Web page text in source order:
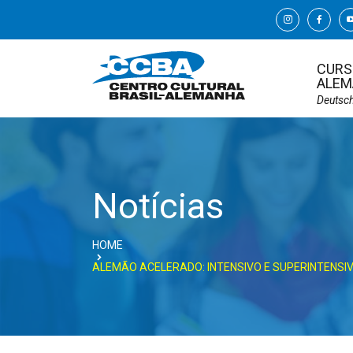
Notícias
HOME
ALEMÃO ACELERADO: INTENSIVO E